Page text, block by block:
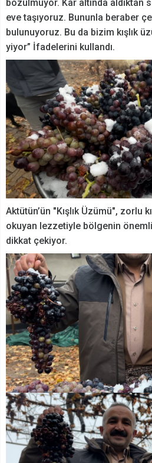
bozulmuyor. Kar altında aldıktan
eve taşıyoruz. Bununla beraber
bulunuyoruz. Bu da bizim kışlık
yiyor” İfadelerini kullandı.
Aktütün’ün "Kışlık Üzümü", zorlu
okuyan lezzetiyle bölgenin
dikkat çekiyor.